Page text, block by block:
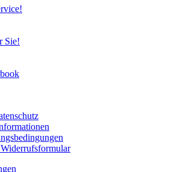
Sie!